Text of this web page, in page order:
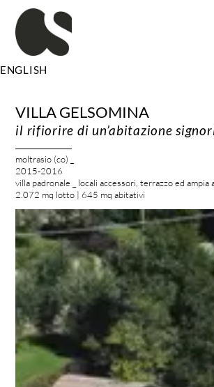
contenuto
ENGLISH
VILLA GELSOMINA
il rifiorire di un’abitazione
moltrasio (co) _
2015-2016
villa padronale _ locali accessori, terrazzo ed ampia
2.072 mq lotto | 645 mq abitativi